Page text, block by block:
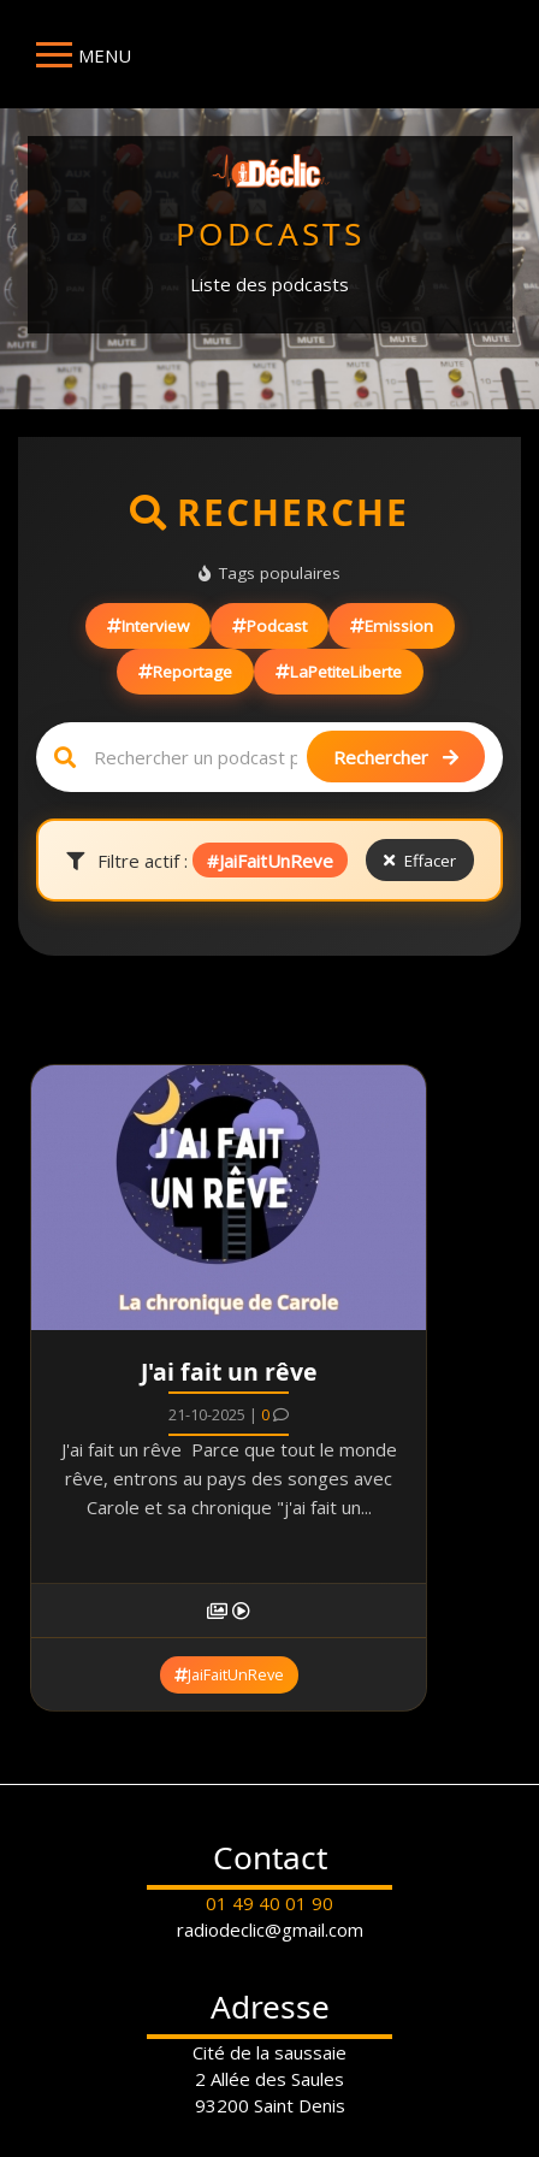
MENU
PODCASTS
Liste des podcasts
RECHERCHE
Tags populaires
Interview Podcast Emission
Reportage LaPetiteLiberte
Rechercher
Filtre actif : #JaiFaitUnReve Effacer
J'ai fait un rêve
21-10-2025 | 0
J'ai fait un rêve Parce que tout le monde
rêve, entrons au pays des songes avec
Carole et sa chronique "j'ai fait un...
JaiFaitUnReve
Contact
01 49 40 01 90
radiodeclic@gmail.com
Adresse
Cité de la saussaie
2 Allée des Saules
93200 Saint Denis